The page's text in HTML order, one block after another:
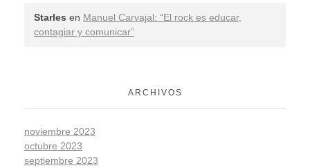
Starles en Manuel Carvajal: “El rock es educar,
contagiar y comunicar”
ARCHIVOS
noviembre 2023
octubre 2023
septiembre 2023